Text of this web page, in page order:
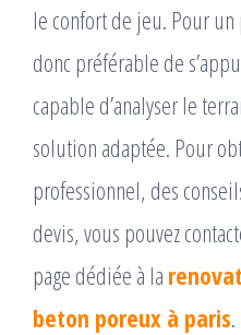
le confort de jeu. Pour
donc préférable de
capable d’analyser le
solution adaptée. Pour
professionnel, des
devis, vous pouvez
page dédiée à la
beton poreux à paris.